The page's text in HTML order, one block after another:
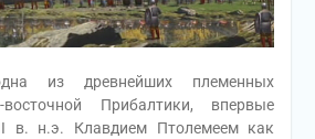
из древнейших племенных
восточной Прибалтики, впервые
в. н.э. Клавдием Птолемеем как